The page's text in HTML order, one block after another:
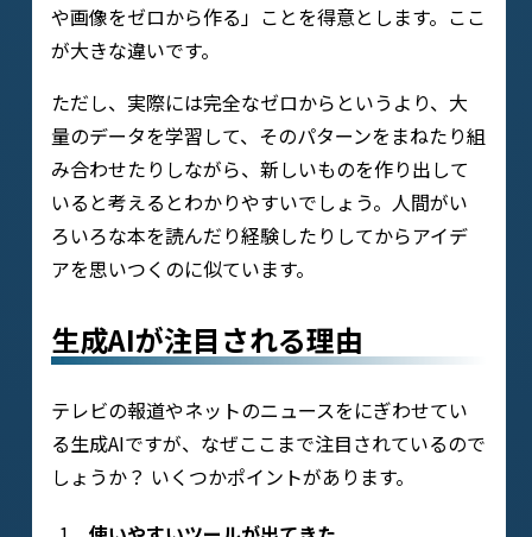
や画像をゼロから作る」ことを得意とします。ここ
が大きな違いです。
ただし、実際には完全なゼロからというより、大
量のデータを学習して、そのパターンをまねたり組
み合わせたりしながら、新しいものを作り出して
いると考えるとわかりやすいでしょう。人間がい
ろいろな本を読んだり経験したりしてからアイデ
アを思いつくのに似ています。
生成AIが注目される理由
テレビの報道やネットのニュースをにぎわせてい
る生成AIですが、なぜここまで注目されているので
しょうか？ いくつかポイントがあります。